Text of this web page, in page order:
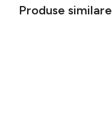
Produse similare